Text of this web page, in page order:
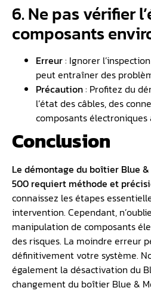
6. Ne pas vérifier
composants
Erreur: Ignorer
peut entraîner des
Précaution: Profitez du
l’état des câbles, des
composants électroniques
Conclusion
Le démontage du boîtier Blue
500 requiert méthode et
connaissez les étapes
intervention. Cependant,
manipulation de composants
des risques. La moindre erreur
définitivement votre système.
également la désactivation du
changement du boîtier Blue &